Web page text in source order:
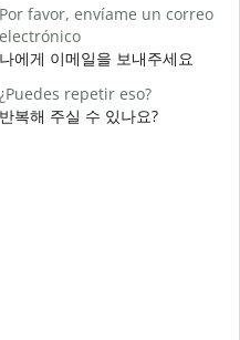
Por favor, envíame un correo
electrónico
나에게 이메일을 보내주세요
¿Puedes repetir eso?
반복해 주실 수 있나요?